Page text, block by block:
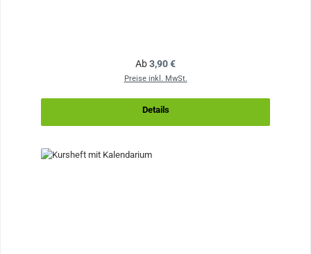
Regulärer Preis:
Ab3,90 €
Preise inkl. MwSt.
Details